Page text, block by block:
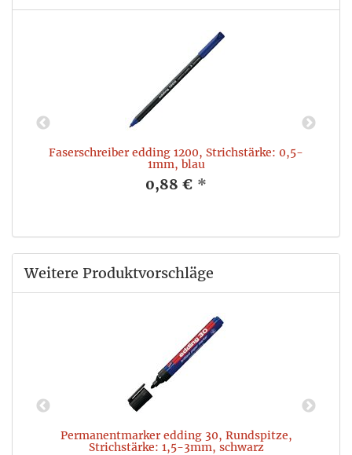
Faserschreiber edding 1200, Strichstärke: 0,5-
1mm, blau
0,88 € *
Weitere Produktvorschläge
Permanentmarker edding 30, Rundspitze,
Strichstärke: 1,5-3mm, schwarz